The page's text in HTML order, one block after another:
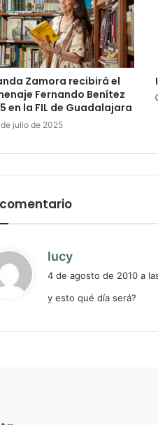
Zamora recibirá el
Fernando Benítez
en la FIL de Guadalajara
julio de 2025
lucy
e
4 de agosto de 2010 a
y esto qué día será?